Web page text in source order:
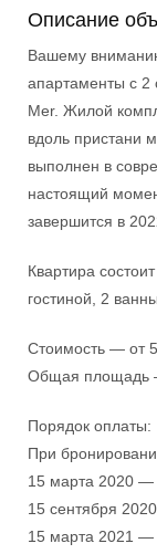
Описание
Вашему
апартаменты с 2
Mer. Жилой
вдоль пристани
выполнен в
настоящий
завершится в
Квартира
гостиной, 2
Стоимость — от
Общая площадь
Порядок оплаты:
При
15 марта 2020 —
15 сентября
15 марта 2021 —